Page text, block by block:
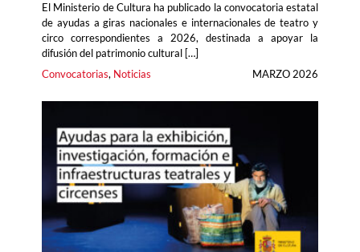
El Ministerio de Cultura ha publicado la convocatoria estatal
de ayudas a giras nacionales e internacionales de teatro y
circo correspondientes a 2026, destinada a apoyar la
difusión del patrimonio cultural […]
Convocatorias, Noticias MARZO 2026